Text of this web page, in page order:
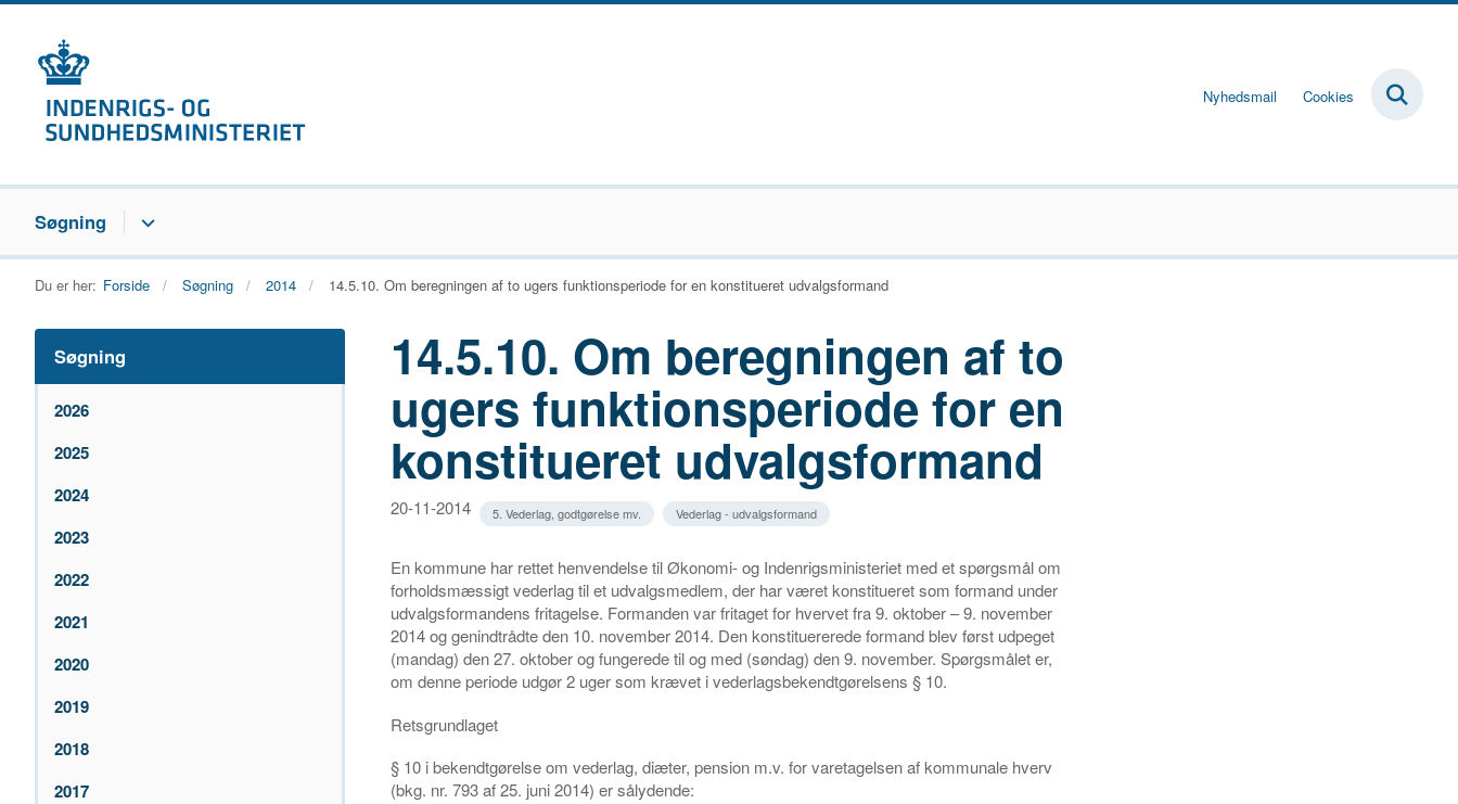
Nyhedsmail Cookies
Søgning
Du er her: Forside Søgning 2014 14.5.10. Om beregningen af to ugers funktionsperiode for en konstitueret udvalgsformand
Søgning
2026
2025
2024
2023
2022
2021
2020
2019
2018
2017
14.5.10. Om beregningen af to
ugers funktionsperiode for en
konstitueret udvalgsformand
20-11-2014 5. Vederlag, godtgørelse mv. Vederlag - udvalgsformand
En kommune har rettet henvendelse til Økonomi- og Indenrigsministeriet med et spørgsmål om
forholdsmæssigt vederlag til et udvalgsmedlem, der har været konstitueret som formand under
udvalgsformandens fritagelse. Formanden var fritaget for hvervet fra 9. oktober – 9. november
2014 og genindtrådte den 10. november 2014. Den konstituererede formand blev først udpeget
(mandag) den 27. oktober og fungerede til og med (søndag) den 9. november. Spørgsmålet er,
om denne periode udgør 2 uger som krævet i vederlagsbekendtgørelsens § 10.
Retsgrundlaget
§ 10 i bekendtgørelse om vederlag, diæter, pension m.v. for varetagelsen af kommunale hverv
(bkg. nr. 793 af 25. juni 2014) er sålydende: